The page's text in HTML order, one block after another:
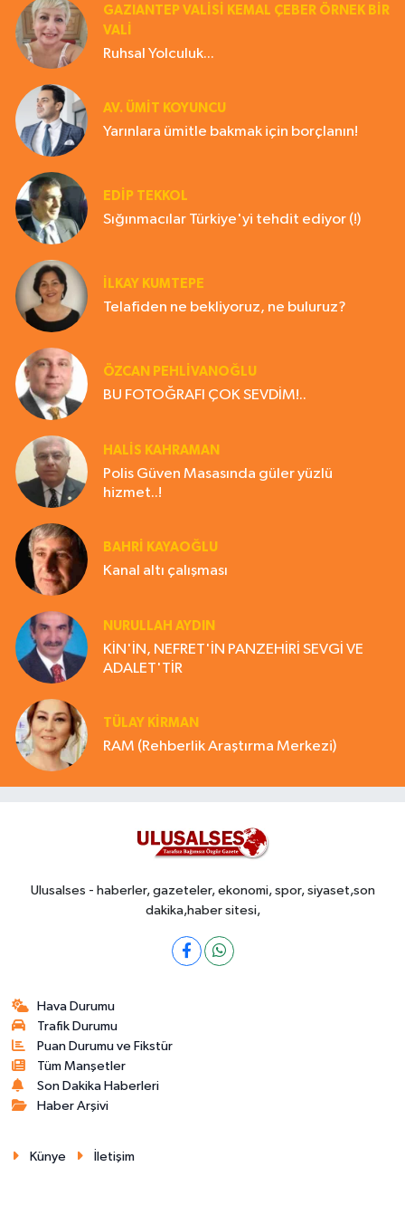
GAZIANTEP VALISI KEMAL ÇEBER ÖRNEK BİR
VALİ
Ruhsal Yolculuk...
AV. ÜMIT KOYUNCU
Yarınlara ümitle bakmak için borçlanın!
EDIP TEKKOL
Sığınmacılar Türkiye'yi tehdit ediyor (!)
İLKAY KUMTEPE
Telafiden ne bekliyoruz, ne buluruz?
ÖZCAN PEHLİVANOĞLU
BU FOTOĞRAFI ÇOK SEVDİM!..
HALIS KAHRAMAN
Polis Güven Masasında güler yüzlü
hizmet..!
BAHRI KAYAOĞLU
Kanal altı çalışması
NURULLAH AYDIN
KİN'İN, NEFRET'İN PANZEHİRİ SEVGİ VE
ADALET'TİR
TÜLAY KİRMAN
RAM (Rehberlik Araştırma Merkezi)
Ulusalses - haberler, gazeteler, ekonomi, spor, siyaset,son
dakika,haber sitesi,
Hava Durumu
Trafik Durumu
Puan Durumu ve Fikstür
Tüm Manşetler
Son Dakika Haberleri
Haber Arşivi
Künye İletişim